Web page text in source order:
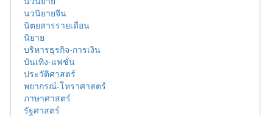
นวนิยายจีน
นิตยสารรายเดือน
นิยาย
บริหารธุรกิจ-การเงิน
บันเทิง-แฟชั่น
ประวัติศาสตร์
พยากรณ์-โหราศาสตร์
ภาษาศาสตร์
รัฐศาสตร์